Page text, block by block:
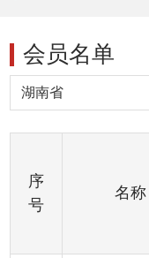
会员名单
序
号
名称